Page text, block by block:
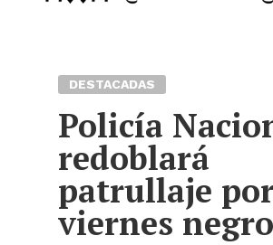
DESTACADAS
Policía
redoblará
patrullaje
viernes negro